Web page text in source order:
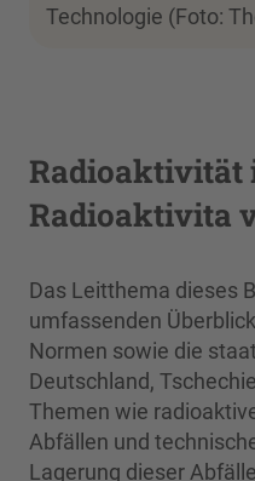
Technologie (Foto:
Radioaktivität
Radioaktivita
Das Leitthema dieses
umfassenden
Normen sowie die
Deutschland,
Themen wie
Abfällen und
Lagerung dieser